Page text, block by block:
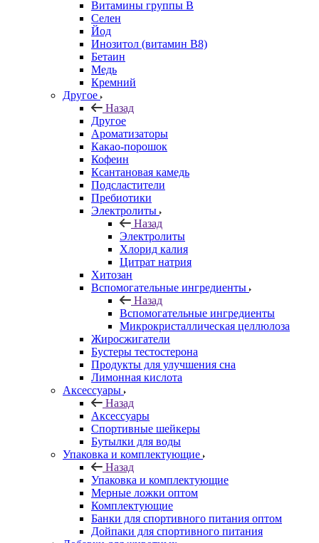
Витамины группы B
Селен
Йод
Инозитол (витамин B8)
Бетаин
Медь
Кремний
Другое
Назад
Другое
Ароматизаторы
Какао-порошок
Кофеин
Ксантановая камедь
Подсластители
Пребиотики
Электролиты
Назад
Электролиты
Хлорид калия
Цитрат натрия
Хитозан
Вспомогательные ингредиенты
Назад
Вспомогательные ингредиенты
Микрокристаллическая целлюлоза
Жиросжигатели
Бустеры тестостерона
Продукты для улучшения сна
Лимонная кислота
Аксессуары
Назад
Аксессуары
Спортивные шейкеры
Бутылки для воды
Упаковка и комплектующие
Назад
Упаковка и комплектующие
Мерные ложки оптом
Комплектующие
Банки для спортивного питания оптом
Дойпаки для спортивного питания